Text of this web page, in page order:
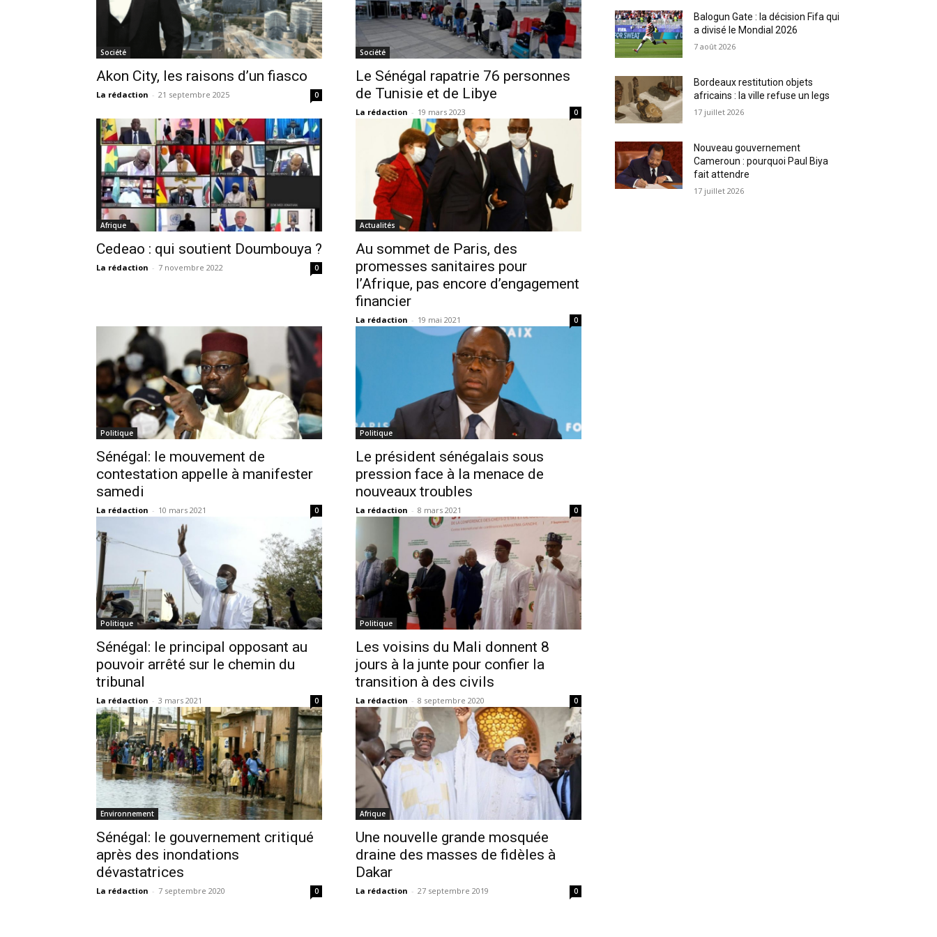
Société
Akon City, les raisons d’un fiasco
La rédaction - 21 septembre 2025 0
Société
Le Sénégal rapatrie 76 personnes
de Tunisie et de Libye
La rédaction - 19 mars 2023 0
Afrique
Cedeao : qui soutient Doumbouya ?
La rédaction - 7 novembre 2022 0
Actualités
Au sommet de Paris, des
promesses sanitaires pour
l’Afrique, pas encore d’engagement
financier
La rédaction - 19 mai 2021 0
Politique
Sénégal: le mouvement de
contestation appelle à manifester
samedi
La rédaction - 10 mars 2021 0
Politique
Le président sénégalais sous
pression face à la menace de
nouveaux troubles
La rédaction - 8 mars 2021 0
Politique
Sénégal: le principal opposant au
pouvoir arrêté sur le chemin du
tribunal
La rédaction - 3 mars 2021 0
Politique
Les voisins du Mali donnent 8
jours à la junte pour confier la
transition à des civils
La rédaction - 8 septembre 2020 0
Environnement
Sénégal: le gouvernement critiqué
après des inondations
dévastatrices
La rédaction - 7 septembre 2020 0
Afrique
Une nouvelle grande mosquée
draine des masses de fidèles à
Dakar
La rédaction - 27 septembre 2019 0
Balogun Gate : la décision Fifa qui
a divisé le Mondial 2026
7 août 2026
Bordeaux restitution objets
africains : la ville refuse un legs
17 juillet 2026
Nouveau gouvernement
Cameroun : pourquoi Paul Biya
fait attendre
17 juillet 2026